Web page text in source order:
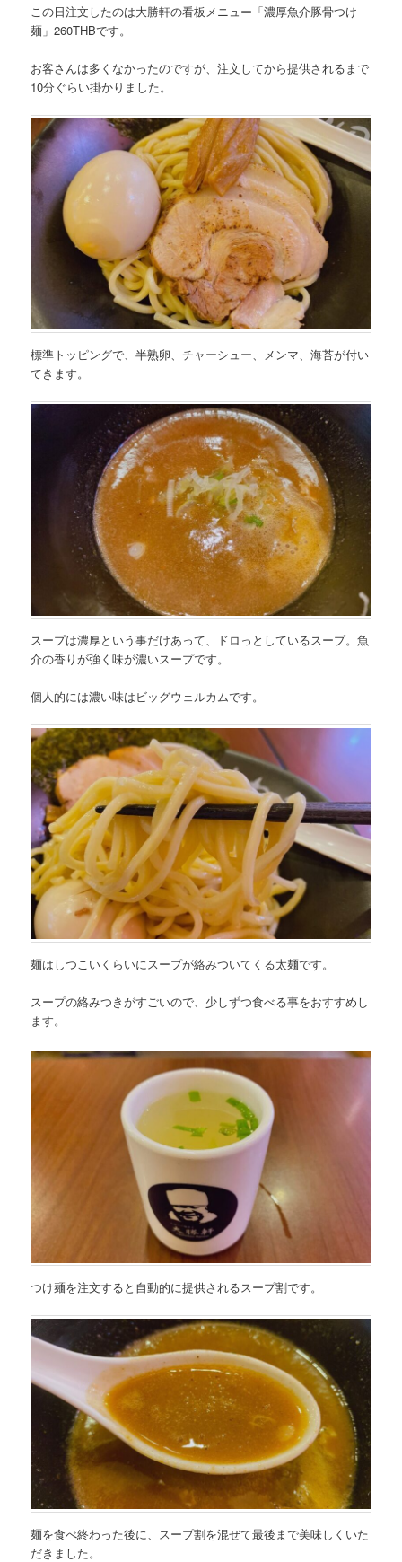
この日注文したのは大勝軒の看板メニュー 「濃厚魚介豚骨つけ
麺」260THBです。
お客さんは多くなかったのですが、注文してから提供されるまで
10分ぐらい掛かりました。
標準トッピングで、半熟卵、チャーシュー、メンマ、海苔が付い
てきます。
スープは濃厚という事だけあって、ドロっとしているスープ。魚
介の香りが強く味が濃いスープです。
個人的には濃い味はビッグウェルカムです。
麺はしつこいくらいにスープが絡みついてくる太麺です。
スープの絡みつきがすごいので、少しずつ食べる事をおすすめし
ます。
つけ麺を注文すると自動的に提供されるスープ割です。
麺を食べ終わった後に、スープ割を混ぜて最後まで美味しくいた
だきました。